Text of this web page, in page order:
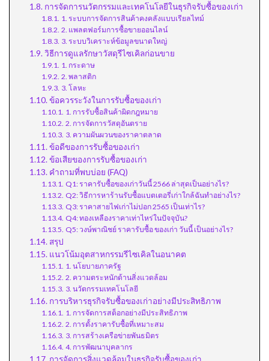
การจัดการนวัตกรรมและเทคโนโลยีในธุรกิจรับซื้อของเก่า
1. ระบบการจัดการสินค้าคงคลังแบบเรียลไทม์
2. แพลตฟอร์มการซื้อขายออนไลน์
3. ระบบวิเคราะห์ข้อมูลขนาดใหญ่
วิธีการดูแลรักษาวัสดุรีไซเคิลก่อนขาย
1. กระดาษ
2. พลาสติก
3. โลหะ
ข้อควรระวังในการรับซื้อของเก่า
1. การรับซื้อสินค้าผิดกฎหมาย
2. การจัดการวัสดุอันตราย
3. ความผันผวนของราคาตลาด
ข้อดีของการรับซื้อของเก่า
ข้อเสียของการรับซื้อของเก่า
คำถามที่พบบ่อย (FAQ)
Q1: ราคารับซื้อของเก่าวันนี้ 2566 ล่าสุดเป็นอย่างไร?
Q2: วิธีการหาร้านรับซื้อแบตเตอรี่เก่าใกล้ฉันทำอย่างไร?
Q3: ราคาสายไฟเก่าไม่ปอก 2565 เป็นเท่าไร?
Q4: ทองเหลืองราคาเท่าไหร่ในปัจจุบัน?
Q5: วงษ์พาณิชย์ ราคารับซื้อ ของเก่า วันนี้ เป็นอย่างไร?
สรุป
แนวโน้มอุตสาหกรรมรีไซเคิลในอนาคต
1. นโยบายภาครัฐ
2. ความตระหนักด้านสิ่งแวดล้อม
3. นวัตกรรมเทคโนโลยี
การบริหารธุรกิจรับซื้อของเก่าอย่างมีประสิทธิภาพ
1. การจัดการสต็อกอย่างมีประสิทธิภาพ
2. การตั้งราคารับซื้อที่เหมาะสม
3. การสร้างเครือข่ายพันธมิตร
4. การพัฒนาบุคลากร
การจัดการสิ่งแวดล้อมในธุรกิจรับซื้อของเก่า